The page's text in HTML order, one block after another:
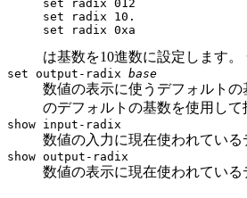
set radix 012
set radix 10.
は基数を10進数に設定します。
set output-radix base
数値の表示に使うデフォルト
のデフォルトの基数を使用して
show input-radix
数値の入力に現在使われている
show output-radix
数値の表示に現在使われている